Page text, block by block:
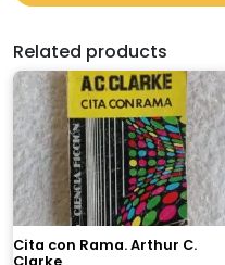
Related products
Cita con Rama. Arthur C.
Clarke